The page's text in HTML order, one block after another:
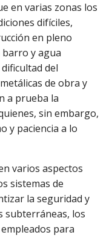
en varias zonas los
difíciles,
en pleno
barro y agua
del
de obra y
a prueba la
sin embargo,
y paciencia a lo
varios aspectos
sistemas de
la seguridad y
subterráneas, los
para